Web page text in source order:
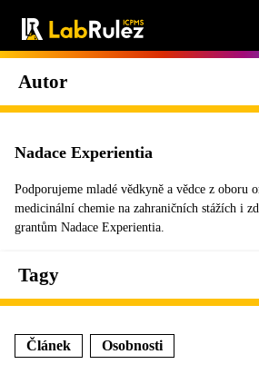
Autor
Nadace Experientia
Podporujeme mladé vědkyně a vědce z oboru
medicinální chemie na zahraničních stážích i
grantům Nadace Experientia.
Tagy
Článek Osobnosti